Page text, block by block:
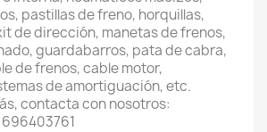
pastillas de freno, horquillas,
de dirección, manetas de frenos,
guardabarros, pata de cabra,
de frenos, cable motor,
de amortiguación, etc.
contacta con nosotros: